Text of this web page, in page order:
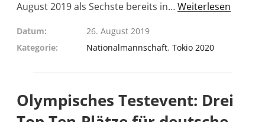
August 2019 als Sechste bereits in…Weiterlesen
Datum
26. August 2019
Kategorie
Nationalmannschaft, Tokio 2020
Olympisches Testevent: Drei